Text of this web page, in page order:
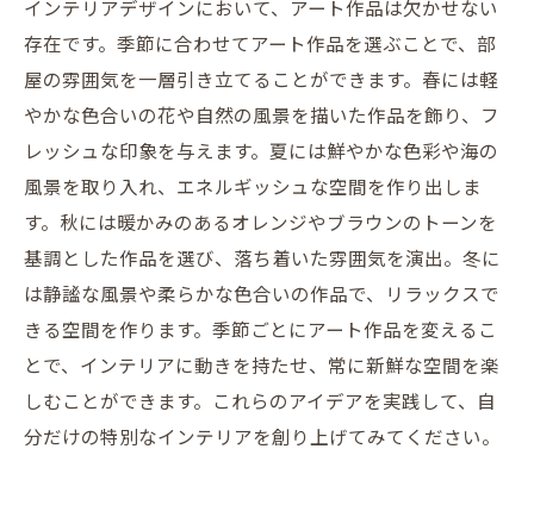
インテリアデザインにおいて、アート作品は欠かせない
存在です。季節に合わせてアート作品を選ぶことで、部
屋の雰囲気を一層引き立てることができます。春には軽
やかな色合いの花や自然の風景を描いた作品を飾り、フ
レッシュな印象を与えます。夏には鮮やかな色彩や海の
風景を取り入れ、エネルギッシュな空間を作り出しま
す。秋には暖かみのあるオレンジやブラウンのトーンを
基調とした作品を選び、落ち着いた雰囲気を演出。冬に
は静謐な風景や柔らかな色合いの作品で、リラックスで
きる空間を作ります。季節ごとにアート作品を変えるこ
とで、インテリアに動きを持たせ、常に新鮮な空間を楽
しむことができます。これらのアイデアを実践して、自
分だけの特別なインテリアを創り上げてみてください。